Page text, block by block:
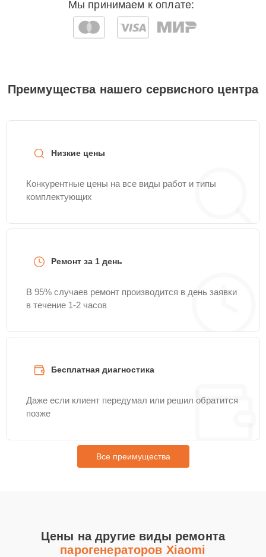
Мы принимаем к оплате:
Преимущества нашего сервисного центра
Низкие цены
Конкурентные цены на все виды работ и типы
комплектующих
Ремонт за 1 день
В 95% случаев ремонт производится в день заявки
в течение 1-2 часов
Бесплатная диагностика
Даже если клиент передумал или решил обратится
позже
Все преимущества
Цены на другие виды ремонта
парогенераторов Xiaomi